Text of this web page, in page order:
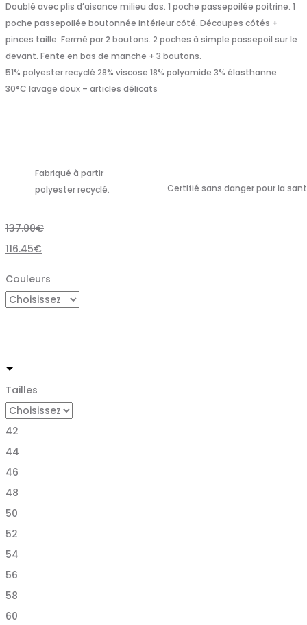
Doublé avec plis d’aisance milieu dos. 1 poche passepoilée poitrine. 1
poche passepoilée boutonnée intérieur côté. Découpes côtés +
pinces taille. Fermé par 2 boutons. 2 poches à simple passepoil sur le
devant. Fente en bas de manche + 3 boutons.
51% polyester recyclé 28% viscose 18% polyamide 3% élasthanne.
30°C lavage doux – articles délicats
Fabriqué à partir
polyester recyclé.
Certifié sans danger pour la
137.00€
116.45€
Couleurs
Tailles
42
44
46
48
50
52
54
56
58
60